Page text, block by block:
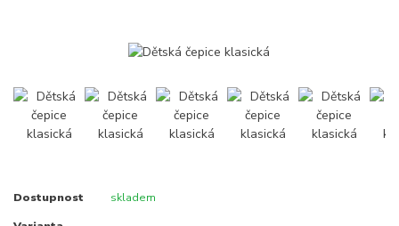
Dostupnost skladem